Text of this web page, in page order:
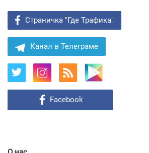
Страничка "Где Трафика"
Канал в Телеграме
Facebook